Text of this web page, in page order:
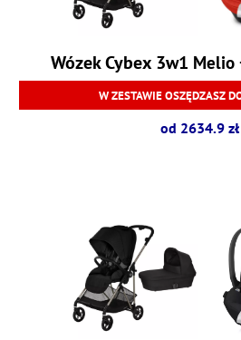
Wózek Cybex 3w1 Melio
W ZESTAWIE OSZĘDZASZ
od 2634.9 zł